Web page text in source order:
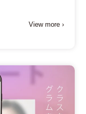
View more ›